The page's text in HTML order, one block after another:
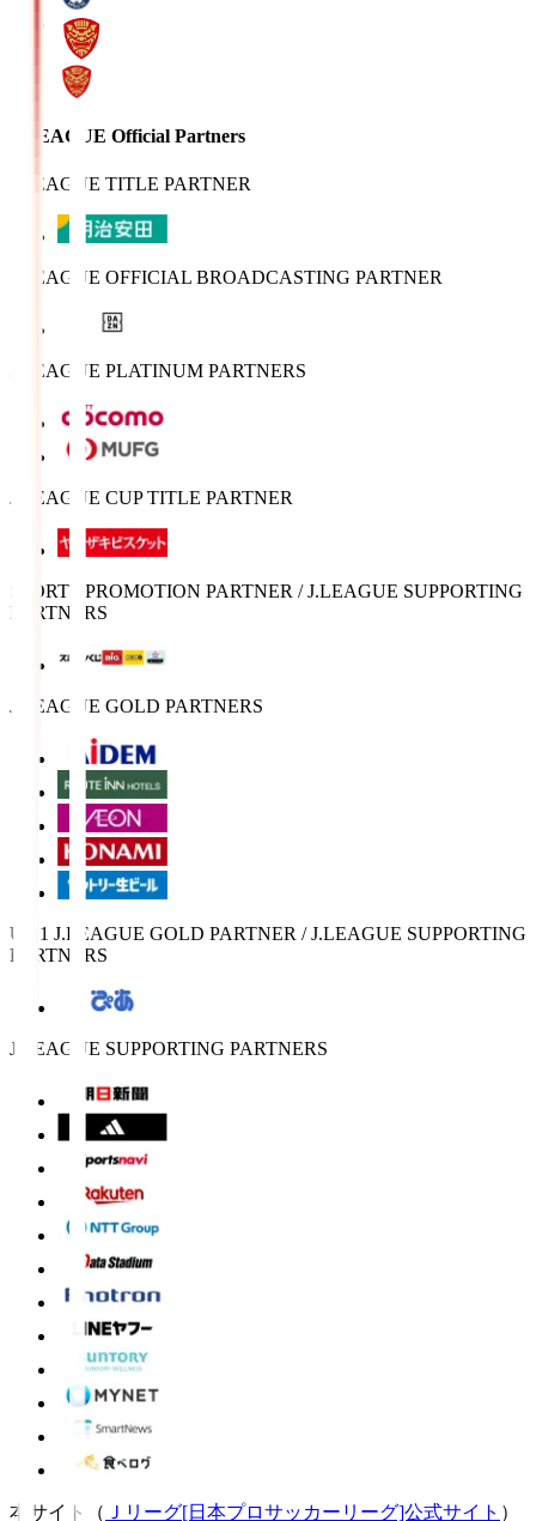
J.LEAGUE Official Partners
J.LEAGUE TITLE PARTNER
J.LEAGUE OFFICIAL BROADCASTING PARTNER
J.LEAGUE PLATINUM PARTNERS
J.LEAGUE CUP TITLE PARTNER
SPORTS PROMOTION PARTNER / J.LEAGUE SUPPORTING
PARTNERS
J.LEAGUE GOLD PARTNERS
U-21 J.LEAGUE GOLD PARTNER / J.LEAGUE SUPPORTING
PARTNERS
J.LEAGUE SUPPORTING PARTNERS
本サイト（ Ｊリーグ[日本プロサッカーリーグ]公式サイト ）